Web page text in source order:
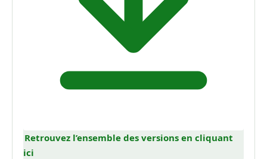
Retrouvez l’ensemble des versions en cliquant
ici